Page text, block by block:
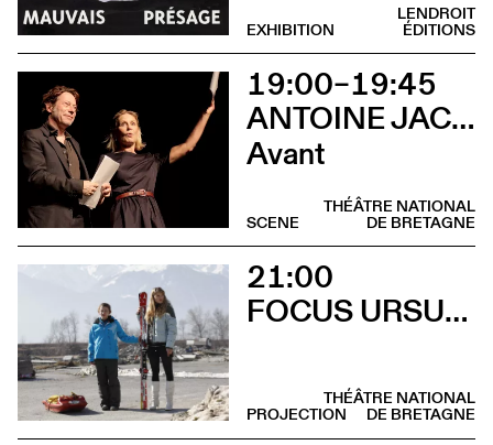
LENDROIT
ÉDITIONS
EXHIBITION
19:00–19:45
ANTOINE JACCOUD AVEC MATHIEU AMALRIC ET MARTHE KELLER
Avant
THÉÂTRE NATIONAL
DE BRETAGNE
SCENE
21:00
FOCUS URSULA MEIER
THÉÂTRE NATIONAL
DE BRETAGNE
PROJECTION